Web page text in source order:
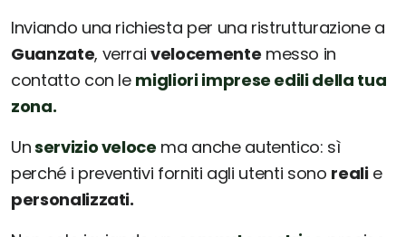
Inviando una richiesta per una ristrutturazione a
Guanzate, verraivelocemente messo in
contatto con le migliori imprese edili della tua
zona.
Unservizio veloce ma anche autentico: sì
perché i preventivi forniti agli utenti sono realie
personalizzati.